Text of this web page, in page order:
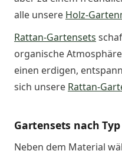
alle unsere Holz-
Rattan-Gartensets
organische
einen erdigen,
sich unsere Rattan-
Gartensets nach Typ
Neben dem Material